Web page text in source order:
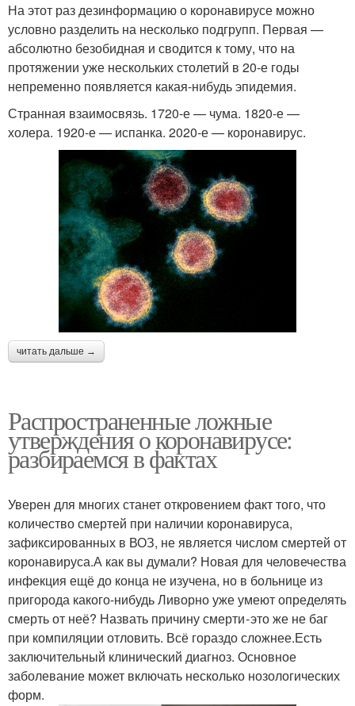
На этот раз дезинформацию о коронавирусе можно
условно разделить на несколько подгрупп. Первая —
абсолютно безобидная и сводится к тому, что на
протяжении уже нескольких столетий в 20-е годы
непременно появляется какая-нибудь эпидемия.
Странная взаимосвязь. 1720-е — чума. 1820-е —
холера. 1920-е — испанка. 2020-е — коронавирус.
читать дальше →
Распространенные ложные
утверждения о коронавирусе:
разбираемся в фактах
Уверен для многих станет откровением факт того, что
количество смертей при наличии коронавируса,
зафиксированных в ВОЗ, не является числом смертей от
коронавируса.А как вы думали? Новая для человечества
инфекция ещё до конца не изучена, но в больнице из
пригорода какого-нибудь Ливорно уже умеют определять
смерть от неё? Назвать причину смерти - это же не баг
при компиляции отловить. Всё гораздо сложнее.Есть
заключительный клинический диагноз. Основное
заболевание может включать несколько нозологических
форм.